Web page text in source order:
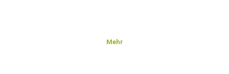
Mehr